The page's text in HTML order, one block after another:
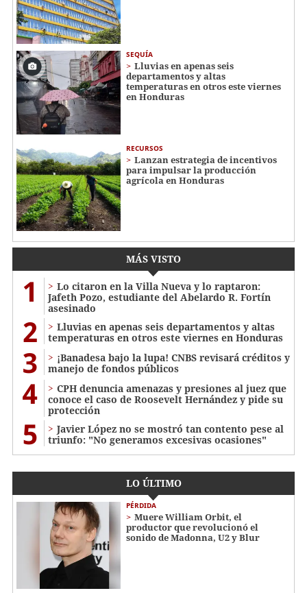
SEQUÍA
Lluvias en apenas seis
departamentos y altas
temperaturas en otros este viernes
en Honduras
RECURSOS
Lanzan estrategia de incentivos
para impulsar la producción
agrícola en Honduras
MÁS VISTO
1
Lo citaron en la Villa Nueva y lo raptaron:
Jafeth Pozo, estudiante del Abelardo R. Fortín
asesinado
2
Lluvias en apenas seis departamentos y altas
temperaturas en otros este viernes en Honduras
3
¡Banadesa bajo la lupa! CNBS revisará créditos y
manejo de fondos públicos
4
CPH denuncia amenazas y presiones al juez que
conoce el caso de Roosevelt Hernández y pide su
protección
5
Javier López no se mostró tan contento pese al
triunfo: "No generamos excesivas ocasiones"
LO ÚLTIMO
PÉRDIDA
Muere William Orbit, el
productor que revolucionó el
sonido de Madonna, U2 y Blur